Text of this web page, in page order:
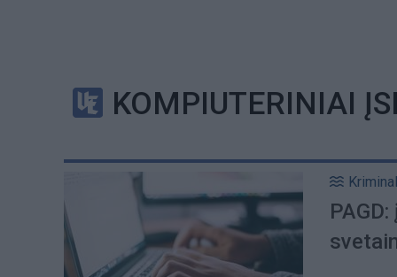
KOMPIUTERINIAI